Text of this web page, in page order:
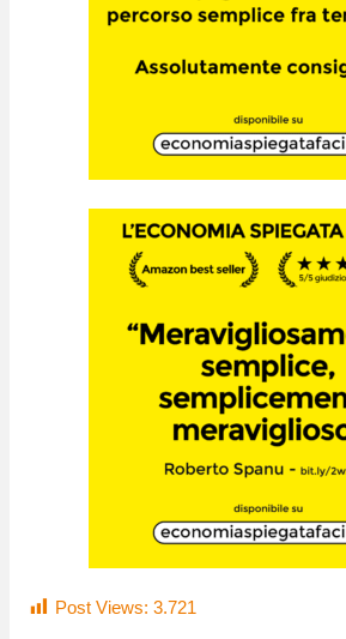
Post Views: 3.721